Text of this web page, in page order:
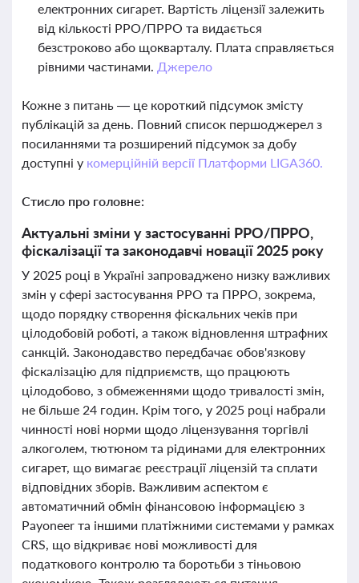
електронних сигарет. Вартість ліцензії залежить
від кількості РРО/ПРРО та видається
безстроково або щокварталу. Плата справляється
рівними частинами. Джерело
Кожне з питань — це короткий підсумок змісту
публікацій за день. Повний список першоджерел з
посиланнями та розширений підсумок за добу
доступні у комерційній версії Платформи LIGA360.
Стисло про головне:
Актуальні зміни у застосуванні РРО/ПРРО,
фіскалізації та законодавчі новації 2025 року
У 2025 році в Україні запроваджено низку важливих
змін у сфері застосування РРО та ПРРО, зокрема,
щодо порядку створення фіскальних чеків при
цілодобовій роботі, а також відновлення штрафних
санкцій. Законодавство передбачає обов'язкову
фіскалізацію для підприємств, що працюють
цілодобово, з обмеженнями щодо тривалості змін,
не більше 24 годин. Крім того, у 2025 році набрали
чинності нові норми щодо ліцензування торгівлі
алкоголем, тютюном та рідинами для електронних
сигарет, що вимагає реєстрації ліцензій та сплати
відповідних зборів. Важливим аспектом є
автоматичний обмін фінансовою інформацією з
Payoneer та іншими платіжними системами у рамках
CRS, що відкриває нові можливості для
податкового контролю та боротьби з тіньовою